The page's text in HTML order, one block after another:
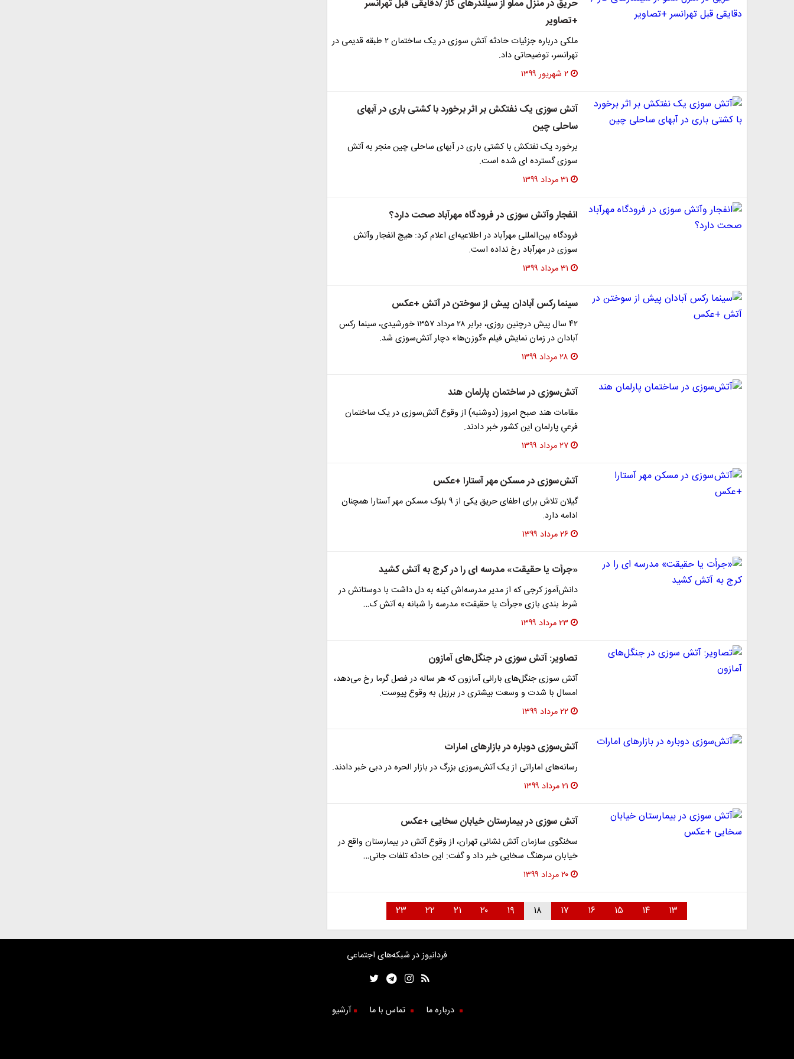
حریق در منزل مملو از سیلندرهای گاز /دقایقی قبل تهرانسر
+تصاویر
ملکی درباره جزئیات حادثه آتش سوزی در یک ساختمان ۲ طبقه قدیمی در
تهرانسر، توضیحاتی داد.
۲ شهریور ۱۳۹۹
آتش سوزی یک نفتکش بر اثر برخورد با کشتی باری در آبهای
ساحلی چین
برخورد یک نفتکش با کشتی باری در آبهای ساحلی چین منجر به آتش
سوزی گسترده ای شده است.
۳۱ مرداد ۱۳۹۹
انفجار وآتش سوزی در فرودگاه مهرآباد صحت دارد؟
فرودگاه بین‌المللی مهرآباد در اطلاعیه‌ای اعلام کرد: هیچ انفجار وآتش
سوزی در مهرآباد رخ نداده است.
۳۱ مرداد ۱۳۹۹
سینما رکس آبادان پیش از سوختن در آتش +عکس
٤٢ سال پیش درچنین روزی، برابر ۲۸ مرداد ١٣۵٧ خورشیدی، سینما رکس
آبادان در زمان نمایش فیلم «گوزن‌ها» دچار آتش‌سوزی شد.
۲۸ مرداد ۱۳۹۹
آتش‌سوزی در ساختمان پارلمان هند
مقامات هند صبح امروز (دوشنبه) از وقوع آتش‌سوزی در یک ساختمان
فرعیِ پارلمان این کشور خبر دادند.
۲۷ مرداد ۱۳۹۹
آتش سوزی در مسکن مهر آستارا +عکس
گیلان تلاش برای اطفای حریق یکی از ۹ بلوک مسکن مهر آستارا همچنان
ادامه دارد.
۲۶ مرداد ۱۳۹۹
«جرأت یا حقیقت» ‌مدرسه ای را در کرج به آتش کشید
دانش‌آموز کرجی که از مدیر مدرسه‌اش کینه به دل داشت با دوستانش در
شرط‌ بندی بازی «جرأت یا حقیقت» مدرسه را شبانه به آتش ک…
۲۳ مرداد ۱۳۹۹
تصاویر: آتش سوزی در جنگل‌های آمازون
آتش سوزی جنگل‌های بارانی آمازون که هر ساله در فصل گرما رخ می‌دهد،
امسال با شدت و وسعت بیشتری در برزیل به وقوع پیوست.
۲۲ مرداد ۱۳۹۹
آتش‌سوزی دوباره در بازار‌های امارات
رسانه‌های اماراتی از یک آتش‌سوزی بزرگ در بازار الحره در دبی خبر دادند.
۲۱ مرداد ۱۳۹۹
آتش سوزی در بیمارستان خیابان سخایی +عکس
سخنگوی سازمان آتش نشانی تهران، از وقوع آتش در بیمارستان واقع در
خیابان سرهنگ سخایی خبر داد و گفت: این حادثه تلفات جانی…
۲۰ مرداد ۱۳۹۹
۱۳ ۱۴ ۱۵ ۱۶ ۱۷ ۱۸ ۱۹ ۲۰ ۲۱ ۲۲ ۲۳
فردانیوز در شبکه‌های اجتماعی
درباره ما تماس با ما آرشیو